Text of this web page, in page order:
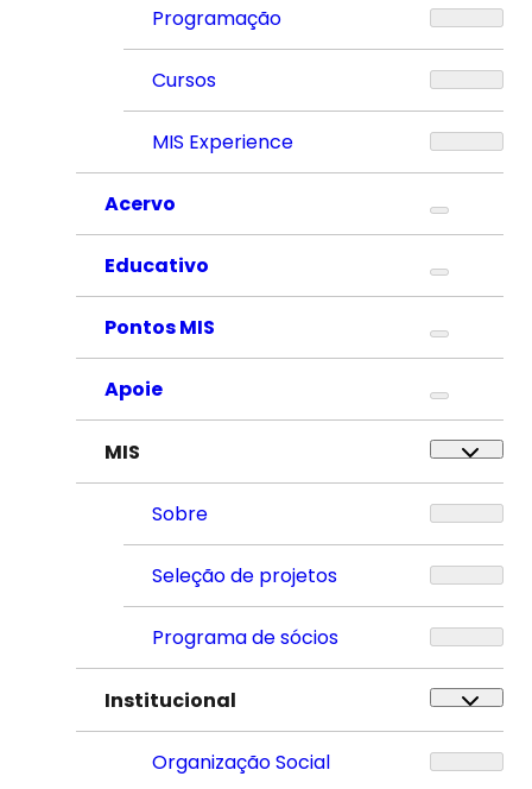
Programação
Cursos
MIS Experience
Acervo
Educativo
Pontos MIS
Apoie
MIS
Sobre
Seleção de projetos
Programa de sócios
Institucional
Organização Social